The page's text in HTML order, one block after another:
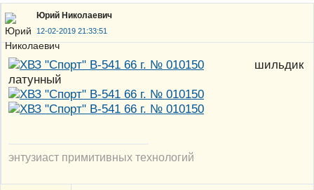
Юрий Николаевич
12-02-2019 21:33:51
шильдик
латунный
энтузиаст примитивных технологий